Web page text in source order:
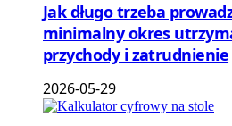
Jak długo trzeba
minimalny okres
przychody i zatrudnienie
2026-05-29